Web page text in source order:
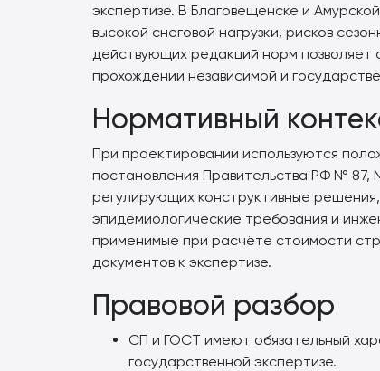
экспертизе. В Благовещенске и
высокой снеговой нагрузки, рисков
действующих редакций норм позволяет
прохождении независимой и
Нормативный
При проектировании используются
постановления Правительства РФ №
регулирующих конструктивные
эпидемиологические требования и
применимые при расчёте стоимости
документов к экспертизе.
Правовой разбор
СП и ГОСТ имеют обязательный
государственной экспертизе.